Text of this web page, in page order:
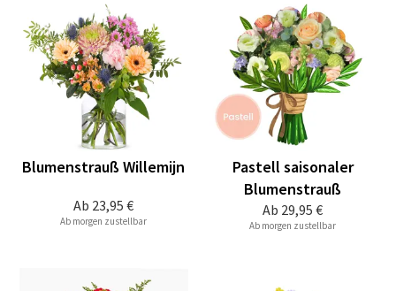
Ab 23,95 €
Blumenstrauß Willemijn
Ab morgen zustellbar
Ab 29,95 €
Pastell saisonaler
Blumenstrauß
Ab morgen zustellbar